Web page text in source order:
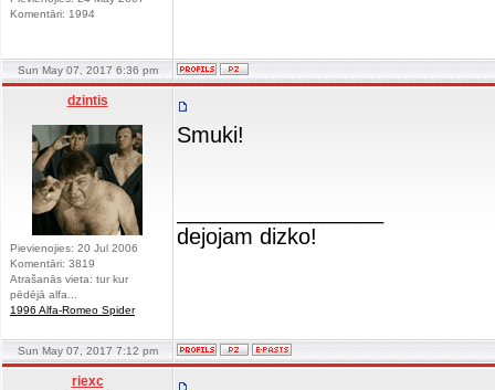
Komentāri: 1994
Sun May 07, 2017 6:36 pm
dzintis
Pievienojies: 20 Jul 2006
Komentāri: 3819
Atrašanās vieta: tur kur
pēdējā alfa...
1996 Alfa-Romeo Spider
Smuki!
dejojam dizko!
Sun May 07, 2017 7:12 pm
riexc